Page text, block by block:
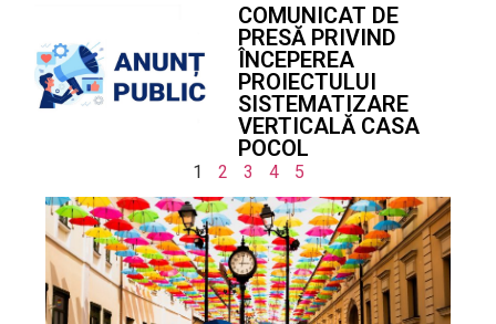
COMUNICAT DE
PRESĂ PRIVIND
ÎNCEPEREA
PROIECTULUI
SISTEMATIZARE
VERTICALĂ CASA
POCOL
1 2 3 4 5